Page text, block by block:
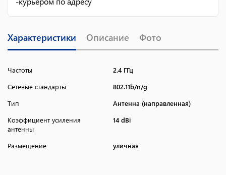
Характеристики Описание Фото
Частоты
2.4 ГГц
Сетевые стандарты
802.11b/n/g
Тип
Антенна (направленная)
Коэффициент усиления
антенны
14 dBi
Размещение уличная